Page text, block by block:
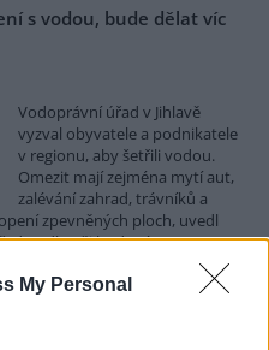
My Personal
s vodou, bude dělat víc
Vodoprávní úřad v Jihlavě
vyzval obyvatele a podnikatele
v regionu, aby šetřili vodou.
Omezit mají zejména mytí aut,
zalévání zahrad, trávníků a
zpevněných ploch, uvedl
podle něj bude víc
k šetření vodou platí pro
jako obec s rozšířenou